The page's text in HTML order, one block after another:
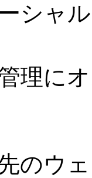
シャ
理に
のウ